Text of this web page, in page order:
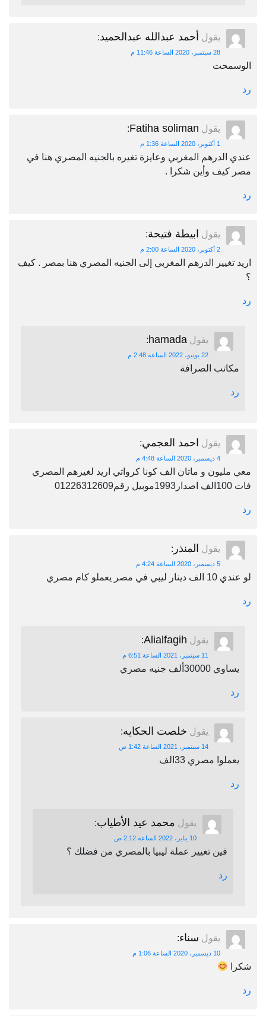
يقول أحمد عبدالله عبدالحميد:
28 سبتمبر، 2020 الساعة 11:46 م
الوسمحت
رد
يقول Fatiha soliman
:
1 أكتوبر، 2020 الساعة 1:36 م
عندي الدرهم المغربي وعايزة تغيره بالجنيه المصري هنا في
مصر كيف وأين شكرا .
رد
يقول ابيطة فتيحة:
2 أكتوبر، 2020 الساعة 2:00 م
اريد تغيير الدرهم المغربي إلى الجنيه المصري هنا بمصر . كيف
؟
رد
يقول hamada
:
22 يونيو، 2022 الساعة 2:48 م
مكاتب الصرافة
رد
يقول احمد العجمي:
4 ديسمبر، 2020 الساعة 4:48 م
معي مليون و ماتان الف كونا كرواتي اريد لغيرهم المصري
فات 100الف اصدار1993موبيل رقم01226312609
رد
يقول المنذر :
5 ديسمبر، 2020 الساعة 4:24 م
لو عندي 10 الف دينار ليبي في مصر يعملو كام مصري
رد
يقول Alialfagih
:
11 سبتمبر، 2021 الساعة 6:51 م
يساوي 30000ألف جنيه مصري
رد
يقول خلصت الحكايه:
14 سبتمبر، 2021 الساعة 1:42 ص
يعملوا مصري 33الف
رد
يقول محمد عيد الأطياب:
10 يناير، 2022 الساعة 2:12 ص
فين تغيير عملة ليبيا بالمصري من فضلك ؟
رد
يقول سناء:
10 ديسمبر، 2020 الساعة 1:06 م
شكرا
رد